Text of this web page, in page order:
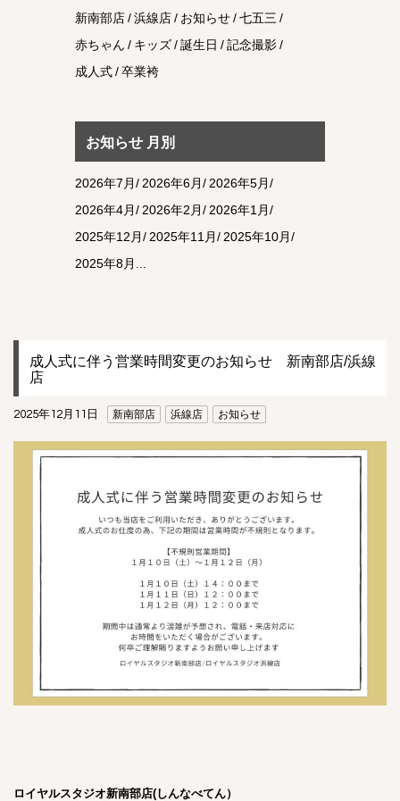
成人式に伴う営業時間変更のお知らせ 新南部店/浜線
店
2025年12月11日 新南部店 浜線店 お知らせ
ロイヤルスタジオ新南部店(しんなべてん）
新南部店 浜線店 お知らせ
七五三
赤ちゃん
キッズ 誕生日
記念撮影
成人式
卒業袴
お知らせ 月別
2026年7月 2026年6月
2026年5月
2026年4月
2026年2月
2026年1月
2025年12月
2025年11月
2025年10月
2025年8月